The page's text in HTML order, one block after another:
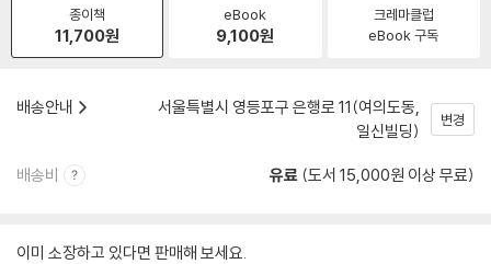
종이책
11,700원
eBook
9,100원
크레마클럽
eBook 구독
배송안내
서울특별시 영등포구 은행로 11(여의도동,
일신빌딩)
변경
배송비 유료 (도서 15,000원 이상 무료)
이미 소장하고 있다면 판매해 보세요.